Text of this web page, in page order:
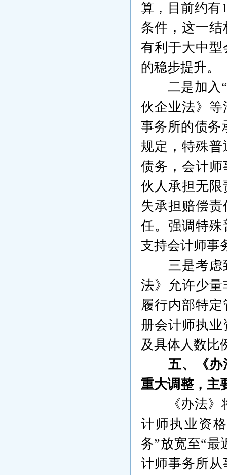
算，目前约有
条件，这一
有利于大中
的稳步提升。
二是加入
伙企业法》
事务所的债务
规定，特殊
债务，会计
伙人承担无
失承担赔偿
任。强调特
支持会计师事
三是考虑
法》允许少
履行内部特
册会计师执
及具体人数比
五、《办
重大调整，主
《办法
计师执业资
务”放宽至“最
计师事务所